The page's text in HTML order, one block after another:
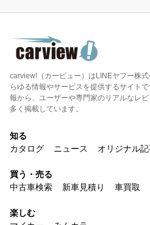
carview!（カービュー）はLINEヤフー株
らゆる情報やサービスを提供するサイト
報から、ユーザーや専門家のリアルなレ
多く掲載しています。
知る
カタログ
ニュース オリジナル
買う・売る
中古車検索
新車見積り 車買取
楽しむ